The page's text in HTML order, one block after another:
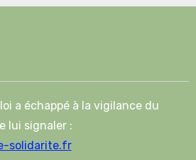
a échappé à la vigilance du
lui signaler :
solidarite.fr